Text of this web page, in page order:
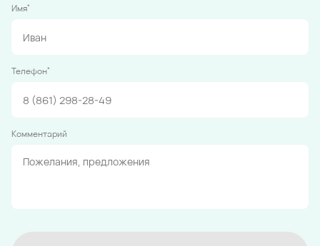
Имя*
Телефон*
Комментарий